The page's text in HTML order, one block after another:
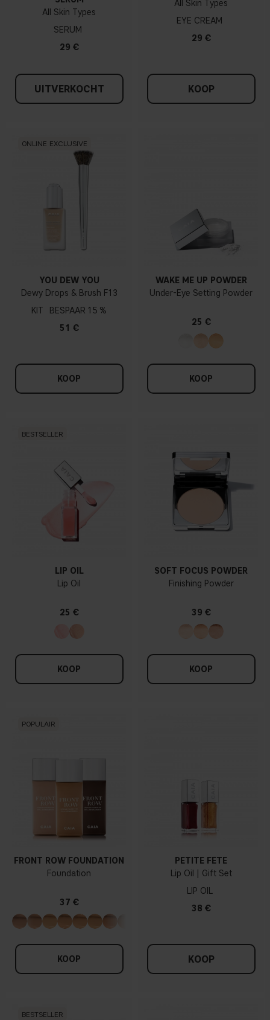
All Skin Types
SERUM
29 €
UITVERKOCHT
All Skin Types
EYE CREAM
29 €
KOOP
ONLINE EXCLUSIVE
YOU DEW YOU
Dewy Drops & Brush F13
KIT
15 %
51 €
KOOP
WAKE ME UP POWDER
Under-Eye Setting Powder
25 €
KOOP
BESTSELLER
LIP OIL
Lip Oil
25 €
KOOP
SOFT FOCUS POWDER
Finishing Powder
39 €
KOOP
POPULAIR
FRONT ROW FOUNDATION
Foundation
37 €
KOOP
PETITE FÊTE
Lip Oil | Gift Set
LIP OIL
38 €
KOOP
BESTSELLER